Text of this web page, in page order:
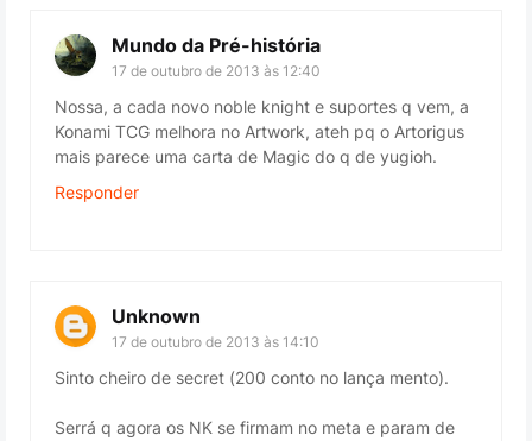
Mundo da Pré-história
17 de outubro de 2013 às 12:40
Nossa, a cada novo noble knight e suportes q vem, a
Konami TCG melhora no Artwork, ateh pq o Artorigus
mais parece uma carta de Magic do q de yugioh.
Responder
Unknown
17 de outubro de 2013 às 14:10
Sinto cheiro de secret (200 conto no lança mento).
Serrá q agora os NK se firmam no meta e param de